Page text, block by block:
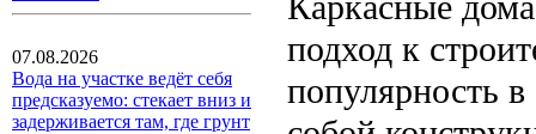
07.08.2026
Вода на участке ведёт себя
предсказуемо: стекает вниз и
задерживается там, где грунт
подход к
популярность